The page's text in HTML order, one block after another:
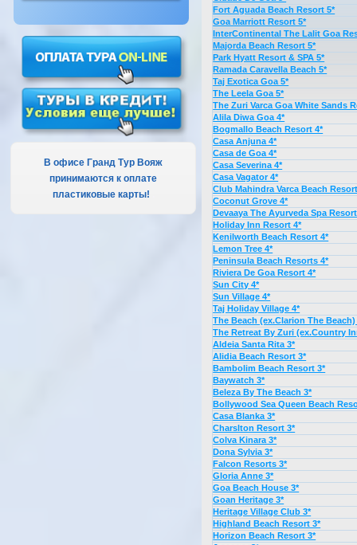
В офисе Гранд Тур Вояж
принимаются к оплате
пластиковые карты!
Fort Aguada Beach Resort 5*
Goa Marriott Resort 5*
InterContinental The Lalit Goa
Majorda Beach Resort 5*
Park Hyatt Resort & SPA 5*
Ramada Caravella Beach 5*
Taj Exotica Goa 5*
The Leela Goa 5*
The Zuri Varca Goa White Sands
Alila Diwa Goa 4*
Bogmallo Beach Resort 4*
Casa Anjuna 4*
Casa de Goa 4*
Casa Severina 4*
Casa Vagator 4*
Club Mahindra Varca Beach
Coconut Grove 4*
Devaaya The Ayurveda Spa
Holiday Inn Resort 4*
Kenilworth Beach Resort 4*
Lemon Tree 4*
Peninsula Beach Resorts 4*
Riviera De Goa Resort 4*
Sun City 4*
Sun Village 4*
Taj Holiday Village 4*
The Beach (ex.Clarion The Beach)
The Retreat By Zuri (ex.Country
Aldeia Santa Rita 3*
Alidia Beach Resort 3*
Bambolim Beach Resort 3*
Baywatch 3*
Beleza By The Beach 3*
Bollywood Sea Queen Beach
Casa Blanka 3*
Charslton Resort 3*
Colva Kinara 3*
Dona Sylvia 3*
Falcon Resorts 3*
Gloria Anne 3*
Goa Beach House 3*
Goan Heritage 3*
Heritage Village Club 3*
Highland Beach Resort 3*
Horizon Beach Resort 3*